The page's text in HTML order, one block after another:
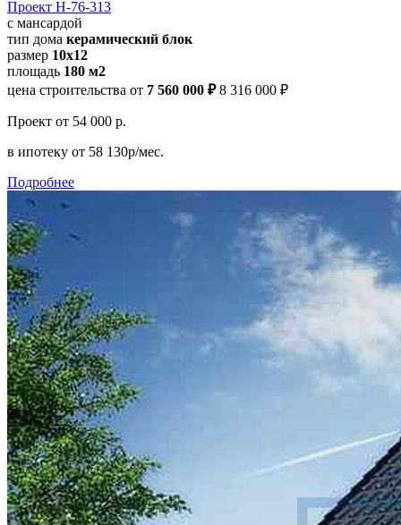
Проект Н-76-313
с мансардой
тип дома керамический блок
размер 10x12
площадь 180 м2
цена строительства от 7 560 000 ₽ 8 316 000 ₽
Проект от 54 000 р.
в ипотеку от 58 130р/мес.
Подробнее